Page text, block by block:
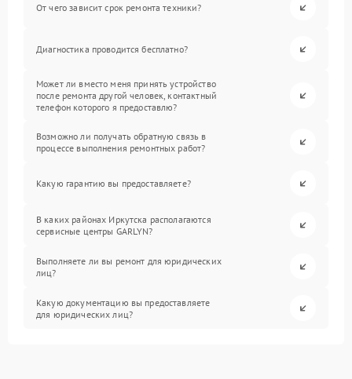
От чего зависит срок ремонта техники?
Диагностика проводится бесплатно?
Может ли вместо меня принять устройство
после ремонта другой человек, контактный
телефон которого я предоставлю?
Возможно ли получать обратную связь в
процессе выполнения ремонтных работ?
Какую гарантию вы предоставляете?
В каких районах Иркутска располагаются
сервисные центры GARLYN?
Выполняете ли вы ремонт для юридических
лиц?
Какую документацию вы предоставляете
для юридических лиц?